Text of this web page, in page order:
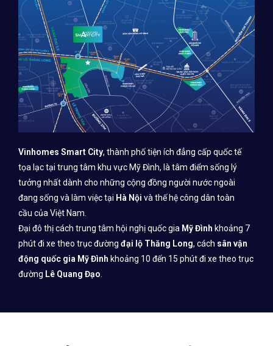
Vinhomes Smart City, thành phố tiện ích đẳng cấp quốc tế
tọa lạc tại trung tâm khu vực Mỹ Đình, là tâm điểm sống lý
tưởng nhất dành cho những cộng đồng người nước ngoài
đang sống và làm việc tại Hà Nội và thế hệ công dân toàn
cầu của Việt Nam.
Đại đô thị cách trung tâm hội nghị quốc gia Mỹ Đình khoảng 7
phút đi xe theo trục đường đại lộ Thăng Long, cách sân vận
động quốc gia Mỹ Đình khoảng 10 đến 15 phút đi xe theo trục
đường Lê Quang Đạo.